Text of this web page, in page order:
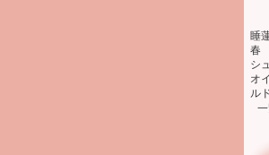
睡
春
シ
オ
ル